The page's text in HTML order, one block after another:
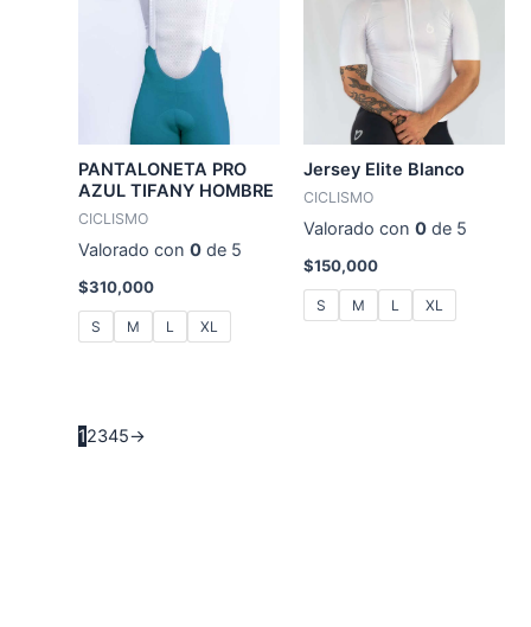
PANTALONETA PRO
AZUL TIFANY HOMBRE
CICLISMO
Valorado con0 de 5
$310,000
S M L XL
Jersey Elite Blanco
CICLISMO
Valorado con 0de 5
$150,000
S M L XL
12345→